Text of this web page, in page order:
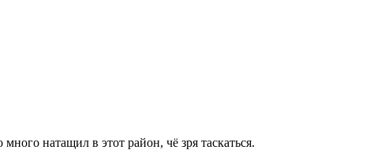
натащил в этот район, чё зря таскаться.